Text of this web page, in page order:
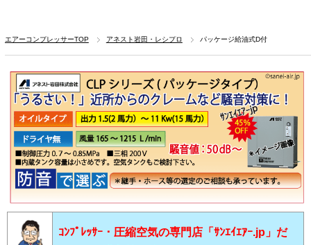
エアーコンプレッサーTOP アネスト岩田・レシプロ パッケージ給油式D付
ｺﾝﾌﾟﾚｯｻｰ・圧縮空気の専門店「ｻﾝｴｲｴｱｰ.jp」だ